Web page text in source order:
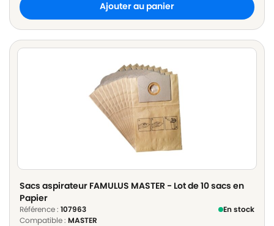
Ajouter au panier
Sacs aspirateur FAMULUS MASTER - Lot de 10 sacs en
Papier
Référence : 107963
En stock
Compatible : MASTER